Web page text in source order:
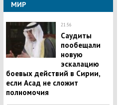
МИР
21:56
Саудиты
пообещали
новую
эскалацию
боевых действий в Сирии,
если Асад не сложит
полномочия